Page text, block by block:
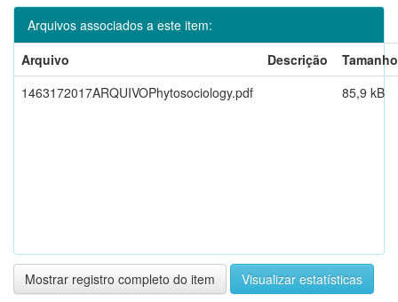
Arquivos associados a este item:
Arquivo
Descrição
Tamanho
1463172017ARQUIVOPhytosociology.pdf
85,9 kB
Mostrar registro completo do item Visualizar estatísticas